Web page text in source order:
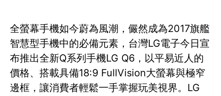
全螢幕手機如今蔚為風潮，儼然成為2017旗艦
智慧型手機中的必備元素，台灣LG電子今日宣
布推出全新Q系列手機LG Q6，以平易近人的
價格、搭載具備18:9 FullVision大螢幕與極窄
邊框，讓消費者輕鬆一手掌握玩美視界。LG